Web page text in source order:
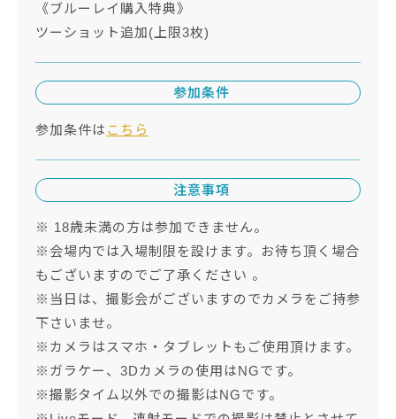
《ブルーレイ購入特典》
ツーショット追加(上限3枚)
参加条件
参加条件は こちら
注意事項
※ 18歳未満の方は参加できません。
※会場内では入場制限を設けます。お待ち頂く場合
もございますのでご了承ください 。
※当日は、撮影会がございますのでカメラをご持参
下さいませ。
※カメラはスマホ・タブレットもご使用頂けます。
※ガラケー、3Dカメラの使用はNGです。
※撮影タイム以外での撮影はNGです。